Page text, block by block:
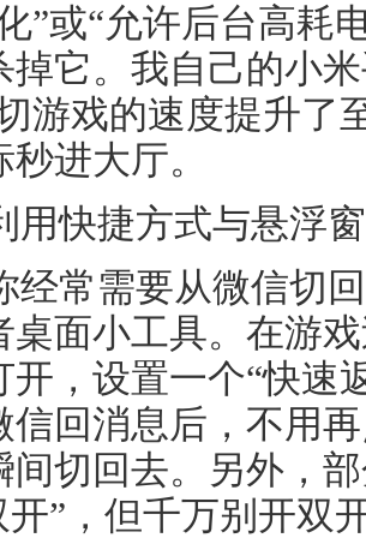
”或“允许后台高耗
掉它。我自己的小
游戏的速度提升了
进大厅。
用快捷方式与悬浮
经常需要从微信切
桌面小工具。在游
开，设置一个“快速
信回消息后，不用
间切回去。另外，
开”，但千万别开双